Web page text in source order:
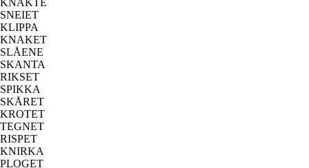
SNEIET
KLIPPA
KNAKET
SLÅENE
SKANTA
RIKSET
SPIKKA
SKÅRET
KROTET
TEGNET
RISPET
KNIRKA
PLOGET